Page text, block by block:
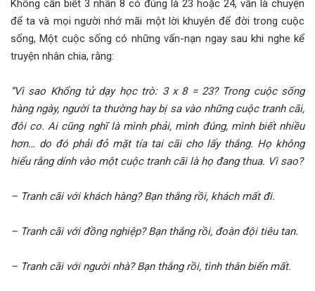
Không cần biết 3 nhân 8 có đúng là 23 hoặc 24, vẫn là chuyện
để ta và mọi người nhớ mãi một lời khuyên để đời trong cuộc
sống, Một cuộc sống có những vấn-nạn ngay sau khi nghe kể
truyện nhân chia, rằng:
“Vì sao Khổng tử dạy học trò: 3 x 8 = 23? Trong cuộc sống
hàng ngày, người ta thường hay bị sa vào những cuộc tranh cãi,
đôi co. Ai cũng nghĩ là mình phải, mình đúng, mình biết nhiều
hơn… do đó phải đỏ mặt tía tai cãi cho lấy thắng. Họ không
hiểu rằng dính vào một cuộc tranh cãi là họ đang thua. Vì sao?
– Tranh cãi với khách hàng? Bạn thắng rồi, khách mất đi.
– Tranh cãi với đồng nghiệp? Bạn thắng rồi, đoàn đội tiêu tan.
– Tranh cãi với người nhà? Bạn thắng rồi, tình thân biến mất.